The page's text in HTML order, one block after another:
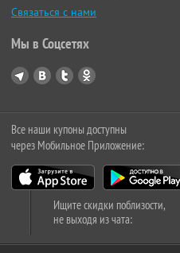
Связаться с нами
Мы в Соцсетях
Все наши купоны доступны
через Мобильное Приложение:
Ищите скидки поблизости,
не выходя из чата: